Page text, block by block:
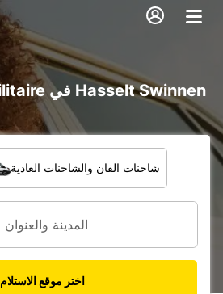
تأجير voiture و utilitaire في Hasselt Swinnen
شاحنات الفان والشاحنات العادية
اختر موقع الاستلام